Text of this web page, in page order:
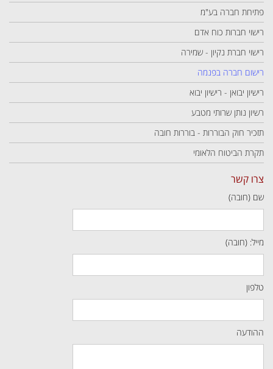
פתיחת חברה בע"מ
רישוי חברות כוח אדם
רישוי חברת נקיון - שמירה
רישום חברה בפנמה
רישיון יבואן - רישיון יבוא
רשיון נותן שרותי מטבע
תזכיר חוק הבוררות - בוררות חובה
תקרת הביטוח הלאומי
צרו קשר
שם (חובה)
מייל: (חובה)
טלפון
ההודעה